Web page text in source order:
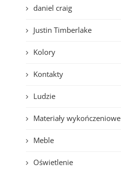
daniel craig
Justin Timberlake
Kolory
Kontakty
Ludzie
Materiały wykończeniowe
Meble
Oświetlenie